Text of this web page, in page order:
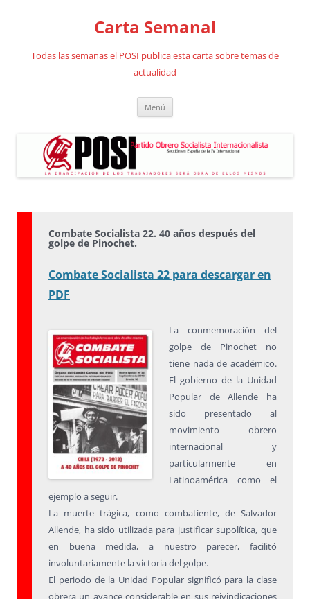
Carta Semanal
Todas las semanas el POSI publica esta carta sobre temas de
actualidad
Menú
Combate Socialista 22. 40 años después del
golpe de Pinochet.
Combate Socialista 22 para descargar en
PDF
La conmemoración del
golpe de Pinochet no
tiene nada de académico.
El gobierno de la Unidad
Popular de Allende ha
sido presentado al
movimiento obrero
internacional y
particularmente en
Latinoamérica como el
ejemplo a seguir.
La muerte trágica, como combatiente, de Salvador
Allende, ha sido utilizada para justificar supolítica, que
en buena medida, a nuestro parecer, facilitó
involuntariamente la victoria del golpe.
El periodo de la Unidad Popular significó para la clase
obrera un avance considerable en sus reivindicaciones